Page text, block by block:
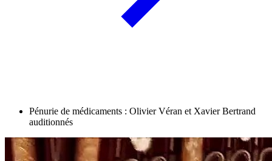
Pénurie de médicaments : Olivier Véran et Xavier Bertrand
auditionnés